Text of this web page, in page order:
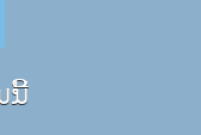
ນີ້